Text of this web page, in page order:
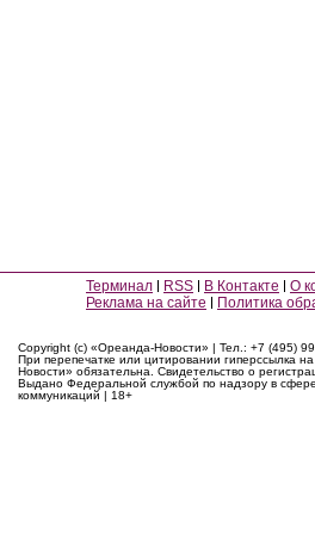
Терминал RSS В Контакте О
Реклама на сайте
Политика
Copyright (c) «Ореанда-Новости» | Тел.: +7 (495)
При перепечатке или цитировании гиперссылка
Новости» обязательна. Свидетельство о
Выдано Федеральной службой по надзору в
коммуникаций | 18+